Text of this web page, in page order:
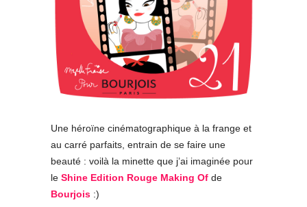
Une héroïne cinématographique à la frange et
au carré parfaits, entrain de se faire une
beauté : voilà la minette que j’ai imaginée pour
le Shine Edition Rouge Making Of de
Bourjois :)